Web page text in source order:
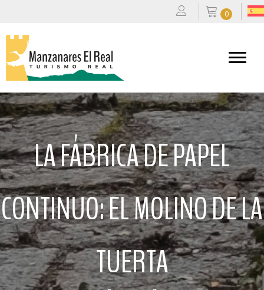
0
LA FÁBRICA DE PAPEL
CONTINUO: EL MOLINO DE LA
TUERTA